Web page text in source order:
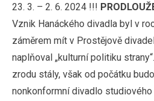
23. 3. – 2. 6. 2024 !!!
Vznik Hanáckého divadla byl v
záměrem mít v Prostějově
naplňoval „kulturní politiku
zrodu stály, však od počátku
nonkonformní divadlo